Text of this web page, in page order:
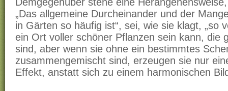
„Das allgemeine Durcheinander und der
in Gärten so häufig ist“, sei, wie sie klagt, „so
ein Ort voller schöner Pflanzen sein kann, die
sind, aber wenn sie ohne ein bestimmtes
zusammengemischt sind, erzeugen sie nur
Effekt, anstatt sich zu einem harmonischen